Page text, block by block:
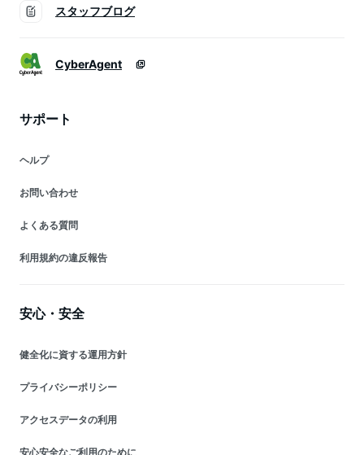
スタッフブログ
CyberAgent
サポート
ヘルプ
お問い合わせ
よくある質問
利用規約の違反報告
安心・安全
健全化に資する運用方針
プライバシーポリシー
アクセスデータの利用
安心安全なご利用のために